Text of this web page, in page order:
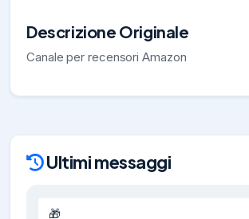
Descrizione Originale
Canale per recensori Amazon
Ultimi messaggi
🎁